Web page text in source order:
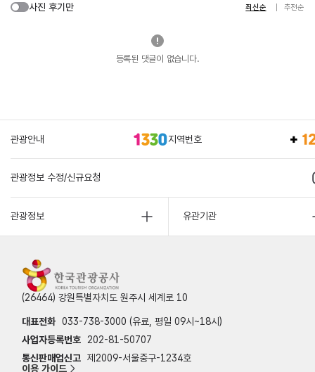
사진 후기만 최신순 추천순
등록된 댓글이 없습니다.
관광안내 지역번호
관광정보 수정/신규요청
관광정보 유관기관
(26464) 강원특별자치도 원주시 세계로 10
대표전화 033-738-3000 (유료, 평일 09시~18시)
사업자등록번호
202-81-50707
통신판매업신고 제2009-서울중구-1234호
이용 가이드